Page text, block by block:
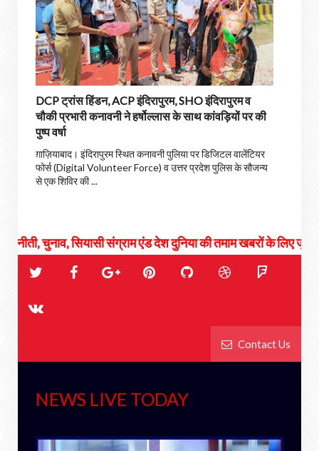
DCP ट्रांस हिंडन, ACP इंदिरापुरम, SHO इंदिरापुरम व
चौकी प्रभारी कनावनी ने हर्षोल्लास के साथ कांवड़ियों पर की
पुष्प वर्षा
ग़ाज़ियाबाद। इंदिरापुरम स्थित कनावनी पुलिया पर डिजिटल वालेंटियर
फोर्स (Digital Volunteer Force) व उत्तर प्रदेश पुलिस के सौजन्य
से एक शिविर की ...
सियासी संग्राम एंड देश दुनिया की तमाम खबरों के लिए जुड़े रहिये हमसे...
Contact Us
NEWS LIVE TODAY